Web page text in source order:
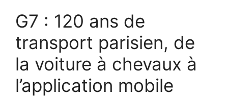
G7 : 120 ans de
transport parisien, de
la voiture à chevaux à
l’application mobile